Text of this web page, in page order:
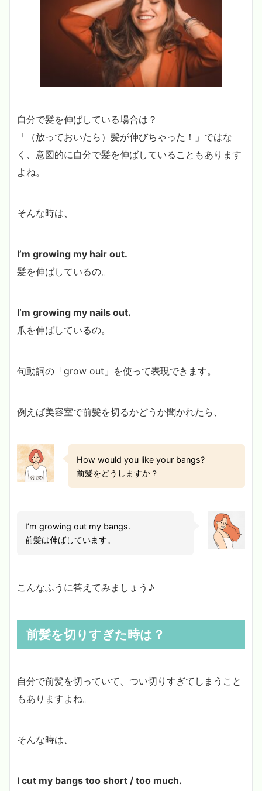
自分で髪を伸ばしている場合は？
「（放っておいたら）髪が伸びちゃった！」ではな
く、意図的に自分で髪を伸ばしていることもあります
よね。
そんな時は、
I’m growing my hair out.
髪を伸ばしているの。
I’m growing my nails out.
爪を伸ばしているの。
句動詞の「grow out」を使って表現できます。
例えば美容室で前髪を切るかどうか聞かれたら、
How would you like your bangs?
前髪をどうしますか？
I’m growing out my bangs.
前髪は伸ばしています。
こんなふうに答えてみましょう♪
前髪を切りすぎた時は？
自分で前髪を切っていて、つい切りすぎてしまうこと
もありますよね。
そんな時は、
I cut my bangs too short / too much.